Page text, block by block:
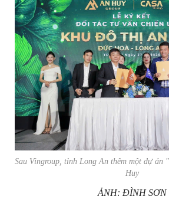
Sau Vingroup, tỉnh Long An thêm một dự án
Huy
ẢNH: ĐÌNH SƠN